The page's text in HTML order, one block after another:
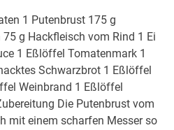
1 Putenbrust 175 g
g Hackfleisch vom Rind 1 Ei
1 Eßlöffel Tomatenmark 1
Schwarzbrot 1 Eßlöffel
Weinbrand 1 Eßlöffel
Die Putenbrust vom
mit einem scharfen Messer so